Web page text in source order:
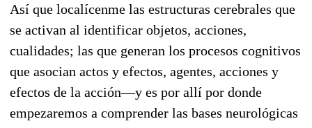
Así que localícenme las estructuras cerebrales que
se activan al identificar objetos, acciones,
cualidades; las que generan los procesos cognitivos
que asocian actos y efectos, agentes, acciones y
efectos de la acción—y es por allí por donde
empezaremos a comprender las bases neurológicas